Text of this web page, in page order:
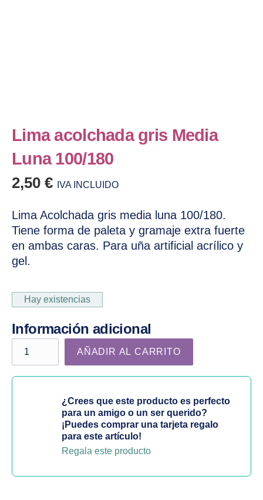
Lima acolchada gris Media
Luna 100/180
2,50 € IVA INCLUIDO
Lima Acolchada gris media luna 100/180.
Tiene forma de paleta y gramaje extra fuerte
en ambas caras. Para uña artificial acrílico y
gel.
Hay existencias
Información adicional
Lima acolchada gris Media Luna 100/180 cantidad
AÑADIR AL CARRITO
¿Crees que este producto es perfecto
para un amigo o un ser querido?
¡Puedes comprar una tarjeta regalo
para este artículo!
Regala este producto